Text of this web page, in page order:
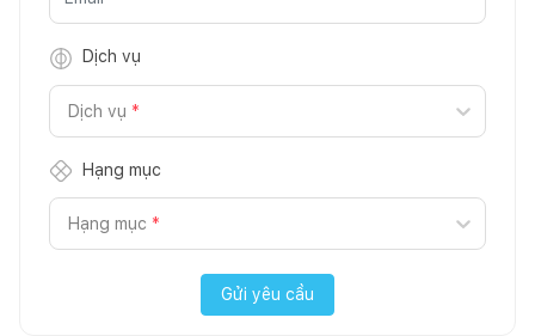
Dịch vụ
Dịch vụ *
Hạng mục
Hạng mục *
Gửi yêu cầu